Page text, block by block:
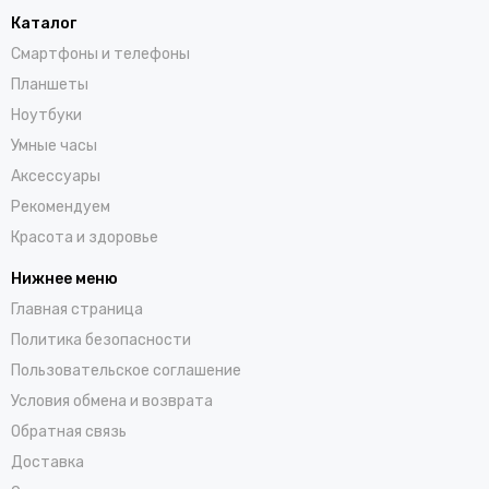
Каталог
Смартфоны и телефоны
Планшеты
Ноутбуки
Умные часы
Аксессуары
Рекомендуем
Красота и здоровье
Нижнее меню
Главная страница
Политика безопасности
Пользовательское соглашение
Условия обмена и возврата
Обратная связь
Доставка